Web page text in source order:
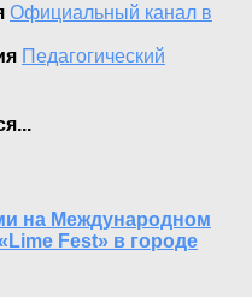
Официальный канал в
Педагогический
на Международном
Fest» в городе